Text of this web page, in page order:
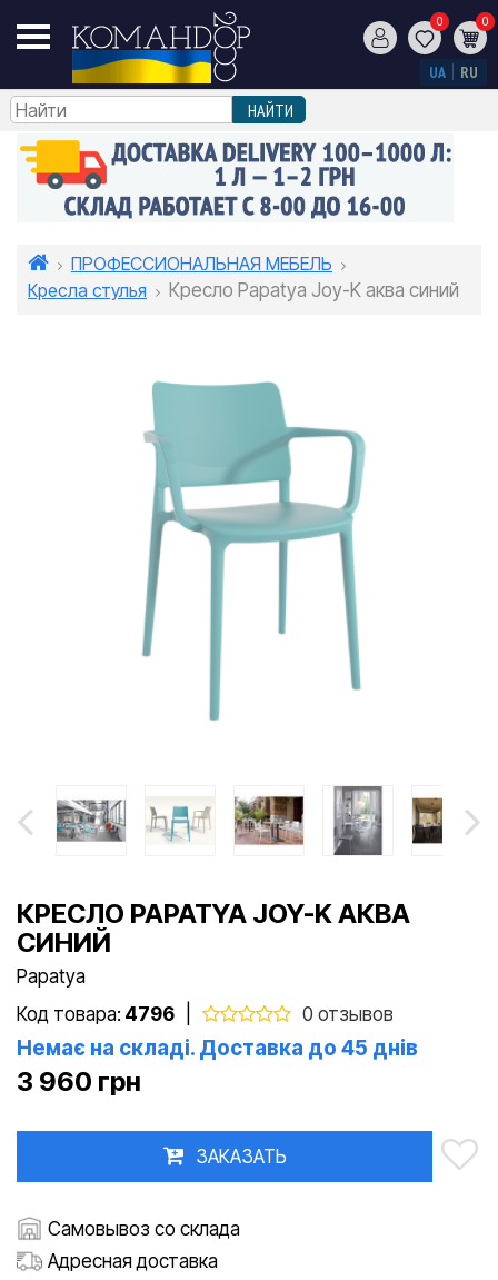
0 0
UA RU
ПРОФЕССИОНАЛЬНАЯ МЕБЕЛЬ
Кресла стулья
Кресло Papatya Joy-K аква синий
КРЕСЛО PAPATYA JOY-K АКВА
СИНИЙ
Papatya
Код товара: 4796 0 отзывов
Немає на складі. Доставка до 45 днів
3 960 грн
ЗАКАЗАТЬ
Самовывоз со склада
Адресная доставка